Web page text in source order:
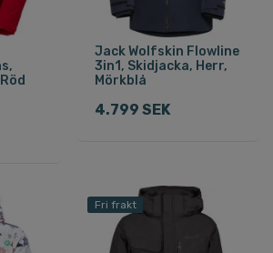
Jack Wolfskin Flowline
3in1, Skidjacka, Herr,
Mörkblå
4.799 SEK
Fri frakt